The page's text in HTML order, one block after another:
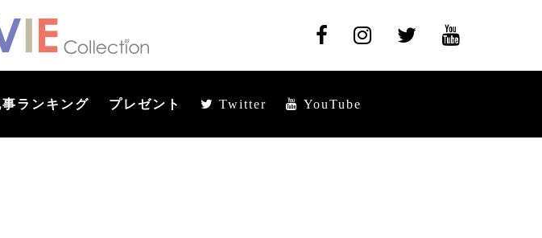
事ランキング プレゼント Twitter YouTube